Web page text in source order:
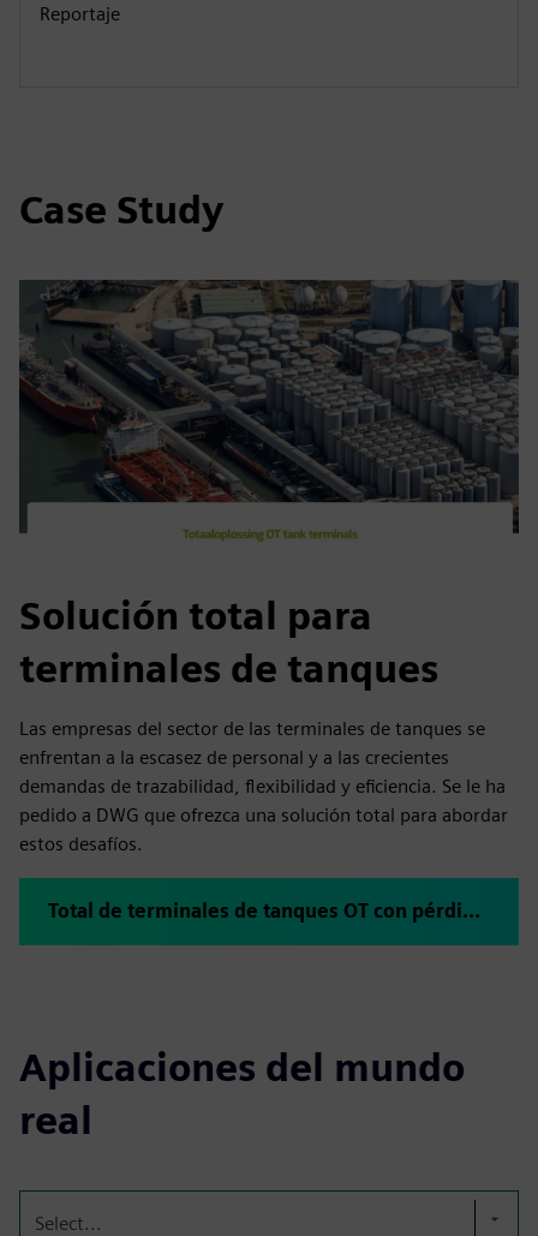
Reportaje
Case Study
Solución total para
terminales de tanques
Las empresas del sector de las terminales de tanques se
enfrentan a la escasez de personal y a las crecientes
demandas de trazabilidad, flexibilidad y eficiencia. Se le ha
pedido a DWG que ofrezca una solución total para abordar
estos desafíos.
Total de terminales de tanques OT con pérdidas
Aplicaciones del mundo
real
Select...